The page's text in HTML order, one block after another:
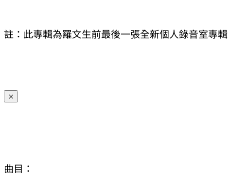
註：此專輯為羅文生前最後一張全新個人錄音室專輯
×
曲目：